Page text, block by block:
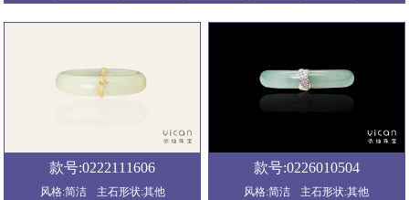
款号:0222111606
风格:简洁
主石形状:其他
款号:0226010504
风格:简洁
主石形状:其他